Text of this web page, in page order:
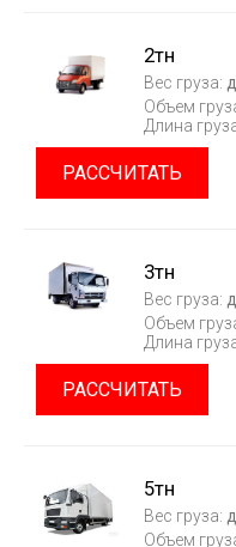
2тн
Вес груза:
Объем
Длина
РАССЧИТАТЬ
3тн
Вес груза:
Объем
Длина
РАССЧИТАТЬ
5тн
Вес груза:
Объем